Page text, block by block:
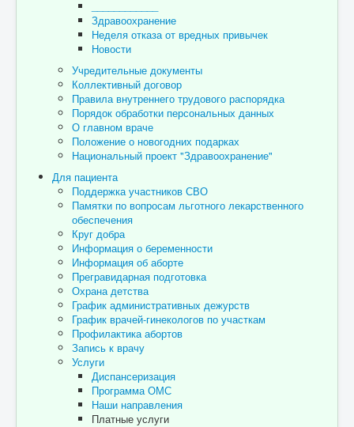
Здравоохранение
Неделя отказа от вредных привычек
Новости
Учредительные документы
Коллективный договор
Правила внутреннего трудового распорядка
Порядок обработки персональных данных
О главном враче
Положение о новогодних подарках
Национальный проект "Здравоохранение"
Для пациента
Поддержка участников СВО
Памятки по вопросам льготного лекарственного
обеспечения
Круг добра
Информация о беременности
Информация об аборте
Прегравидарная подготовка
Охрана детства
График административных дежурств
График врачей-гинекологов по участкам
Профилактика абортов
Запись к врачу
Услуги
Диспансеризация
Программа ОМС
Наши направления
Платные услуги